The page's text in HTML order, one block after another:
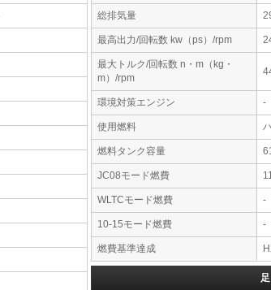
総排気量
最高出力/回転数 kw（ps）/rpm
最大トルク/回転数 n・m（kg・
m）/rpm
環境対策エンジン -
使用燃料
燃料タンク容量
JC08モード燃費
WLTCモード燃費 -
10-15モード燃費 -
燃費基準達成